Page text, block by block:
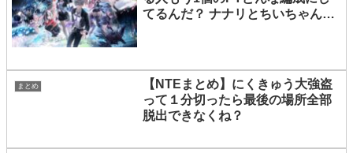
てるんだ？ ナナリとちいちゃん入
まとめ
【NTEまとめ】にくきゅう大強盗
って１分切ったら最後の場所全部
脱出できなくね？